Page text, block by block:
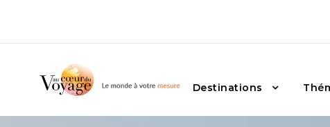
Destinations